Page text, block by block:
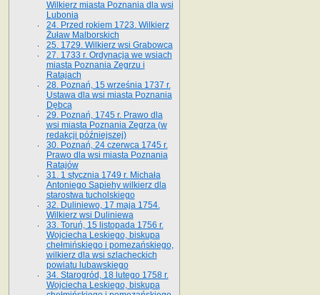
Wilkierz miasta Poznania dla wsi
Lubonia
24. Przed rokiem 1723. Wilkierz
Żuław Malborskich
25. 1729. Wilkierz wsi Grabowca
27. 1733 r. Ordynacja we wsiach
miasta Poznania Zegrzu i
Ratajach
28. Poznań, 15 września 1737 r.
Ustawa dla wsi miasta Poznania
Dębca
29. Poznań, 1745 r. Prawo dla
wsi miasta Poznania Zegrza (w
redakcji późniejszej)
30. Poznań, 24 czerwca 1745 r.
Prawo dla wsi miasta Poznania
Ratajów
31. 1 stycznia 1749 r. Michała
Antoniego Sapiehy wilkierz dla
starostwa tucholskiego
32. Duliniewo, 17 maja 1754.
Wilkierz wsi Duliniewa
33. Toruń, 15 listopada 1756 r.
Wojciecha Leskiego, biskupa
chełmińskiego i pomezańskiego,
wilkierz dla wsi szlacheckich
powiatu lubawskiego
34. Starogród, 18 lutego 1758 r.
Wojciecha Leskiego, biskupa